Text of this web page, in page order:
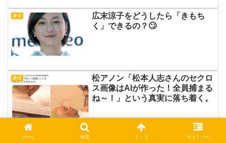
嫌儲
広末涼子をどうしたら「きもち
く」できるの？🙄
嫌儲
松アノン「松本人志さんのセクロ
ス画像はAIが作った！全員捕まる
ね～！」という真実に落ち着く。
嫌儲 暇空茜「初代ガンダムのような歴
ホーム 検索 トップ サイドバー